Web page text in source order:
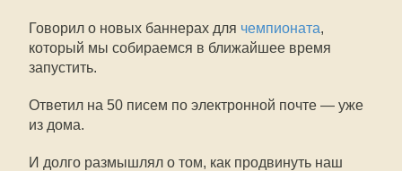
Говорил о новых баннерах для чемпионата,
который мы собираемся в ближайшее время
запустить.
Ответил на 50 писем по электронной почте — уже
из дома.
И долго размышлял о том, как продвинуть наш